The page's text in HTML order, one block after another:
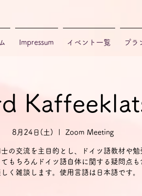
8月24日(土) Zoom Meeting
の交流を主目的とし、ドイツ語教材や
もちろんドイツ語自体に関する疑問点
しく雑談します。使用言語は日本語です。
Impressum イベント一覧 プラ